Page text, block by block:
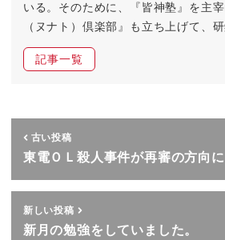
いる。そのために、『皆神塾』を主
（ヌナト）倶楽部』も立ち上げて、
記事一覧
古い投稿
東電ＯＬ殺人事件が再審の方向に
新しい投稿
新月の勉強をしていました。